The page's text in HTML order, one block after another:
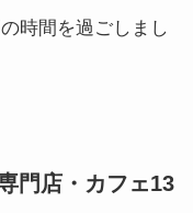
時間を過ごしまし
門店・カフェ13